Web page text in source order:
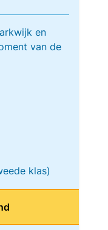
en
van de
klas)